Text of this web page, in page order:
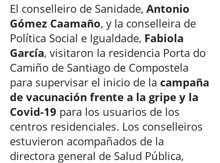
El conselleiro de Sanidade, Antonio
Gómez Caamaño, y la conselleira de
Política Social e Igualdade, Fabiola
García, visitaron la residencia Porta do
Camiño de Santiago de Compostela
para supervisar el inicio de la campaña
de vacunación frente a la gripe y la
Covid-19 para los usuarios de los
centros residenciales. Los conselleiros
estuvieron acompañados de la
directora general de Salud Pública,